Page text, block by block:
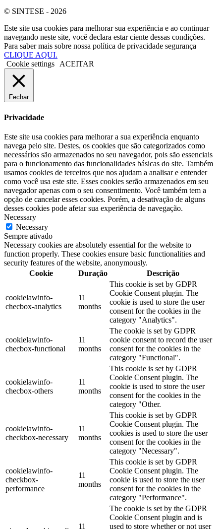
© SINTESE - 2026
Este site usa cookies para melhorar sua experiência e ao continuar
navegando neste site, você declara estar ciente dessas condições.
Para saber mais sobre nossa política de privacidade segurança
CLIQUE AQUI.
Cookie settings ACEITAR
Fechar
Privacidade
Este site usa cookies para melhorar a sua experiência enquanto
navega pelo site. Destes, os cookies que são categorizados como
necessários são armazenados no seu navegador, pois são essenciais
para o funcionamento das funcionalidades básicas do site. Também
usamos cookies de terceiros que nos ajudam a analisar e entender
como você usa este site. Esses cookies serão armazenados em seu
navegador apenas com o seu consentimento. Você também tem a
opção de cancelar esses cookies. Porém, a desativação de alguns
desses cookies pode afetar sua experiência de navegação.
Necessary
Necessary
Sempre ativado
Necessary cookies are absolutely essential for the website to
function properly. These cookies ensure basic functionalities and
security features of the website, anonymously.
Cookie
Duração Descrição
cookielawinfo-
checbox-analytics
11
months
This cookie is set by GDPR
Cookie Consent plugin. The
cookie is used to store the user
consent for the cookies in the
category "Analytics".
cookielawinfo-
checbox-functional
11
months
The cookie is set by GDPR
cookie consent to record the user
consent for the cookies in the
category "Functional".
cookielawinfo-
checbox-others
11
months
This cookie is set by GDPR
Cookie Consent plugin. The
cookie is used to store the user
consent for the cookies in the
category "Other.
cookielawinfo-
checkbox-necessary
11
months
This cookie is set by GDPR
Cookie Consent plugin. The
cookies is used to store the user
consent for the cookies in the
category "Necessary".
cookielawinfo-
checkbox-
performance
11
months
This cookie is set by GDPR
Cookie Consent plugin. The
cookie is used to store the user
consent for the cookies in the
category "Performance".
11
The cookie is set by the GDPR
Cookie Consent plugin and is
used to store whether or not user